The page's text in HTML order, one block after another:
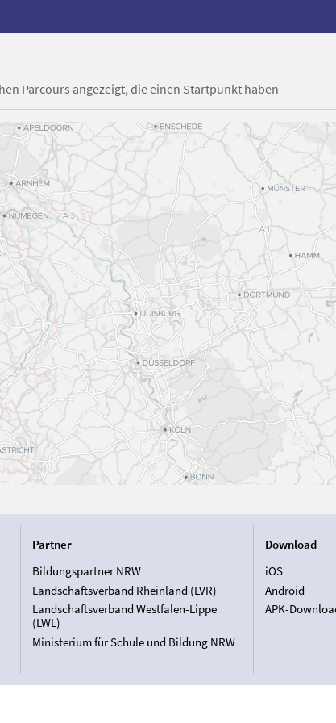
Parcours angezeigt, die einen Startpunkt haben
Partner
Bildungspartner NRW
Landschaftsverband Rheinland (LVR)
Landschaftsverband Westfalen-Lippe
(LWL)
Ministerium für Schule und Bildung NRW
Download
iOS
Android
APK-